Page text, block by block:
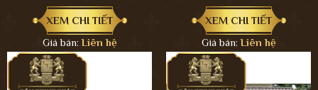
XEM CHI TIẾT
Giá bán:Liên hệ
XEM CHI TIẾT
Giá bán:Liên hệ